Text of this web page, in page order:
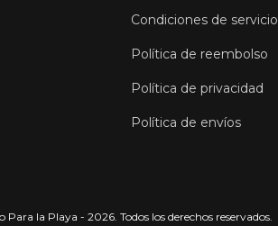
Condiciones de servicio
Política de reembolso
Política de privacidad
Política de envíos
Para la Playa - 2026. Todos los derechos reservados.